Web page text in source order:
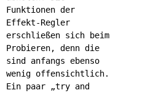
Funktionen der
Effekt-Regler
erschließen sich beim
Probieren, denn die
sind anfangs ebenso
wenig offensichtlich.
Ein paar „try and